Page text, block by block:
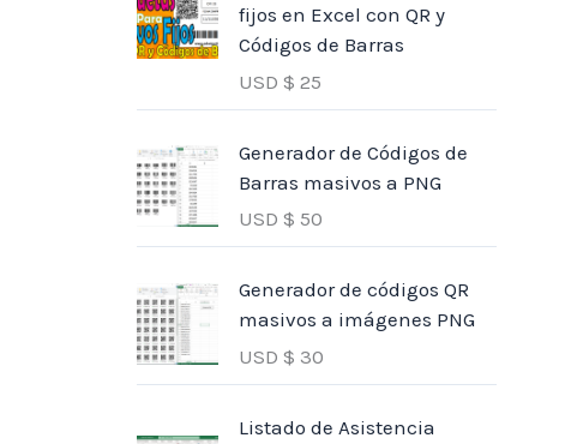
fijos en Excel con QR y
Códigos de Barras
USD $ 25
Generador de Códigos de
Barras masivos a PNG
USD $ 50
Generador de códigos QR
masivos a imágenes PNG
USD $ 30
Listado de Asistencia